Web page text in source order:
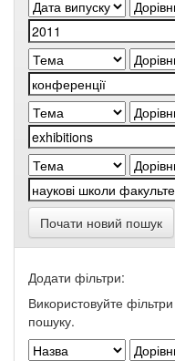
Почати новий пошук
Додати фільтри:
Використовуйте
пошуку.